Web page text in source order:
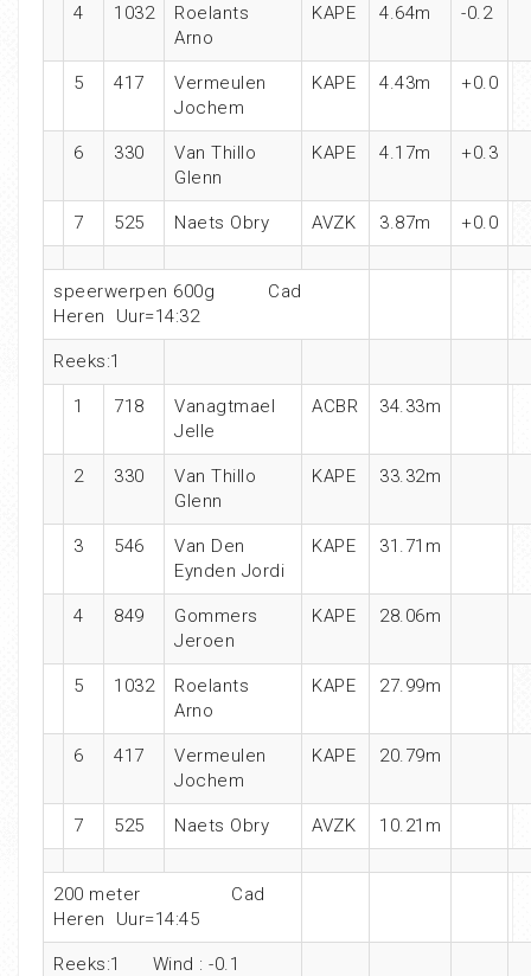
4 1032
Roelants
Arno
KAPE 4.64m -0.2
5 417
Vermeulen
Jochem
KAPE 4.43m +0.0
6 330
Van Thillo
Glenn
KAPE 4.17m +0.3
7 525 Naets Obry AVZK 3.87m +0.0
speerwerpen 600g Cad
Heren Uur=14:32
Reeks:1
1 718
Vanagtmael
Jelle
ACBR 34.33m
2 330
Van Thillo
Glenn
KAPE 33.32m
3 546
Van Den
Eynden Jordi
KAPE 31.71m
4 849
Gommers
Jeroen
KAPE 28.06m
5 1032
Roelants
Arno
KAPE 27.99m
6 417
Vermeulen
Jochem
KAPE 20.79m
7 525 Naets Obry AVZK 10.21m
200 meter Cad
Heren Uur=14:45
Reeks:1 Wind : -0.1